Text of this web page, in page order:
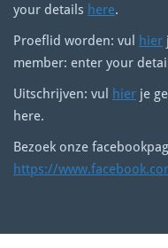
your details here.
Proeflid worden: vul
hier
member: enter your
Uitschrijven: vul
hier je
here.
Bezoek onze
https://